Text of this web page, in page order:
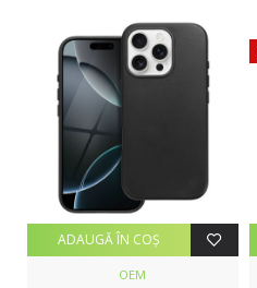
OEM
ADAUGĂ ÎN COŞ